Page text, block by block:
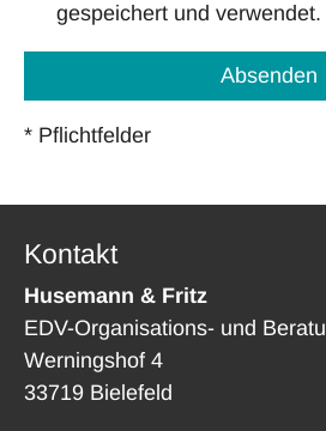
gespeichert und verwendet.
* Pflichtfelder
Kontakt
Husemann & Fritz
EDV-Organisations- und
Werningshof 4
33719 Bielefeld